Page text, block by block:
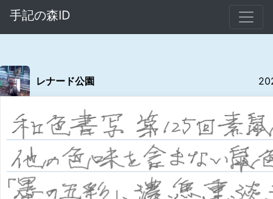
手記の森ID
レナード公園